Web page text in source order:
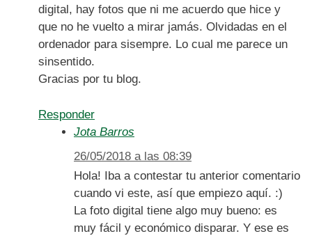
digital, hay fotos que ni me acuerdo que hice y
que no he vuelto a mirar jamás. Olvidadas en el
ordenador para sisempre. Lo cual me parece un
sinsentido.
Gracias por tu blog.
Responder
Jota Barros
26/05/2018 a las 08:39
Hola! Iba a contestar tu anterior comentario
cuando vi este, así que empiezo aquí. :)
La foto digital tiene algo muy bueno: es
muy fácil y económico disparar. Y ese es